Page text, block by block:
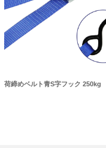
荷締めベルト青S字フック 250kg